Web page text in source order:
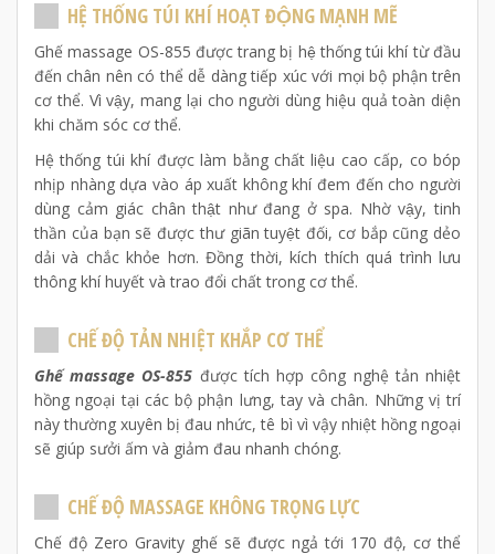
HỆ THỐNG TÚI KHÍ HOẠT ĐỘNG MẠNH MẼ
Ghế massage OS-855 được trang bị hệ thống túi khí từ đầu
đến chân nên có thể dễ dàng tiếp xúc với mọi bộ phận trên
cơ thể. Vì vậy, mang lại cho người dùng hiệu quả toàn diện
khi chăm sóc cơ thể.
Hệ thống túi khí được làm bằng chất liệu cao cấp, co bóp
nhịp nhàng dựa vào áp xuất không khí đem đến cho người
dùng cảm giác chân thật như đang ở spa. Nhờ vậy, tinh
thần của bạn sẽ được thư giãn tuyệt đối, cơ bắp cũng dẻo
dải và chắc khỏe hơn. Đồng thời, kích thích quá trình lưu
thông khí huyết và trao đổi chất trong cơ thể.
CHẾ ĐỘ TẢN NHIỆT KHẮP CƠ THỂ
Ghế massage OS-855 được tích hợp công nghệ tản nhiệt
hồng ngoại tại các bộ phận lưng, tay và chân. Những vị trí
này thường xuyên bị đau nhức, tê bì vì vậy nhiệt hồng ngoại
sẽ giúp sưởi ấm và giảm đau nhanh chóng.
CHẾ ĐỘ MASSAGE KHÔNG TRỌNG LỰC
Chế độ Zero Gravity ghế sẽ được ngả tới 170 độ, cơ thể